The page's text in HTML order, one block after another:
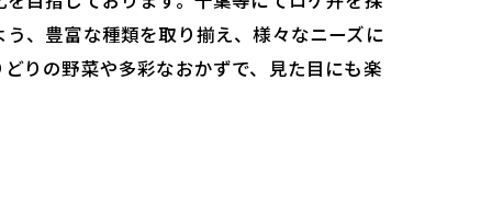
、豊富な種類を取り揃え、様々なニーズに
りの野菜や多彩なおかずで、見た目にも楽